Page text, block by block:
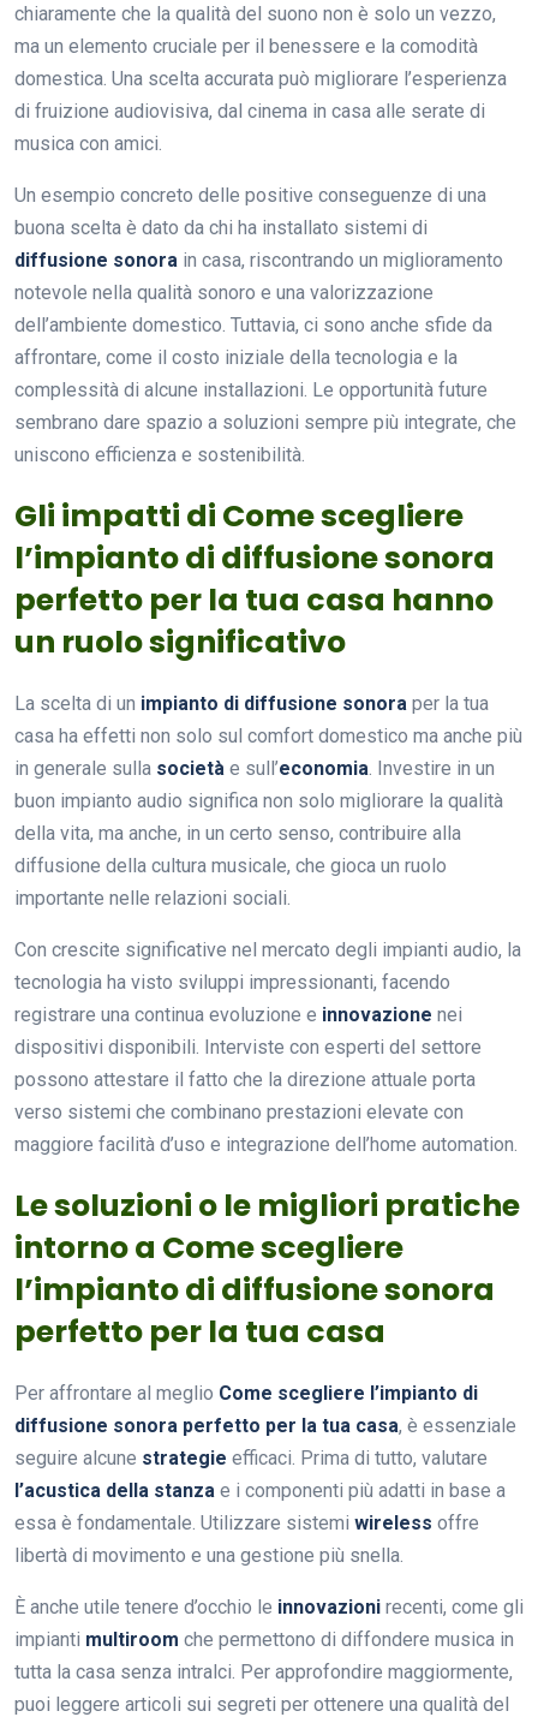
chiaramente che la qualità del suono non è solo un vezzo,
ma un elemento cruciale per il benessere e la comodità
domestica. Una scelta accurata può migliorare l’esperienza
di fruizione audiovisiva, dal cinema in casa alle serate di
musica con amici.
Un esempio concreto delle positive conseguenze di una
buona scelta è dato da chi ha installato sistemi di
diffusione sonora in casa, riscontrando un miglioramento
notevole nella qualità sonoro e una valorizzazione
dell’ambiente domestico. Tuttavia, ci sono anche sfide da
affrontare, come il costo iniziale della tecnologia e la
complessità di alcune installazioni. Le opportunità future
sembrano dare spazio a soluzioni sempre più integrate, che
uniscono efficienza e sostenibilità.
Gli impatti di Come scegliere
l’impianto di diffusione sonora
perfetto per la tua casa hanno
un ruolo significativo
La scelta di un impianto di diffusione sonora per la tua
casa ha effetti non solo sul comfort domestico ma anche più
in generale sulla società e sull’economia. Investire in un
buon impianto audio significa non solo migliorare la qualità
della vita, ma anche, in un certo senso, contribuire alla
diffusione della cultura musicale, che gioca un ruolo
importante nelle relazioni sociali.
Con crescite significative nel mercato degli impianti audio, la
tecnologia ha visto sviluppi impressionanti, facendo
registrare una continua evoluzione e innovazione nei
dispositivi disponibili. Interviste con esperti del settore
possono attestare il fatto che la direzione attuale porta
verso sistemi che combinano prestazioni elevate con
maggiore facilità d’uso e integrazione dell’home automation.
Le soluzioni o le migliori pratiche
intorno a Come scegliere
l’impianto di diffusione sonora
perfetto per la tua casa
Per affrontare al meglio Come scegliere l’impianto di
diffusione sonora perfetto per la tua casa, è essenziale
seguire alcune strategie efficaci. Prima di tutto, valutare
l’acustica della stanza e i componenti più adatti in base a
essa è fondamentale. Utilizzare sistemi wireless offre
libertà di movimento e una gestione più snella.
È anche utile tenere d’occhio le innovazioni recenti, come gli
impianti multiroom che permettono di diffondere musica in
tutta la casa senza intralci. Per approfondire maggiormente,
puoi leggere articoli sui segreti per ottenere una qualità del